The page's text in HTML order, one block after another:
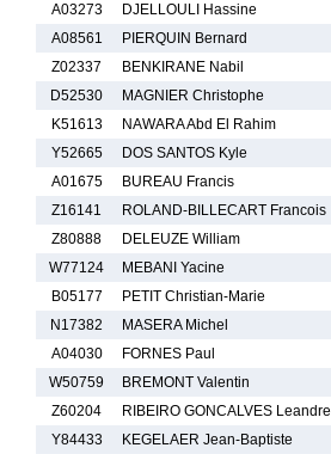
A03273
DJELLOULI Hassine
A08561
PIERQUIN Bernard
Z02337
BENKIRANE Nabil
D52530
MAGNIER Christophe
K51613
NAWARA Abd El Rahim
Y52665
DOS SANTOS Kyle
A01675
BUREAU Francis
Z16141
ROLAND-BILLECART Francois
Z80888
DELEUZE William
W77124
MEBANI Yacine
B05177
PETIT Christian-Marie
N17382
MASERA Michel
A04030
FORNES Paul
W50759
BREMONT Valentin
Z60204
RIBEIRO GONCALVES Leandre
Y84433
KEGELAER Jean-Baptiste